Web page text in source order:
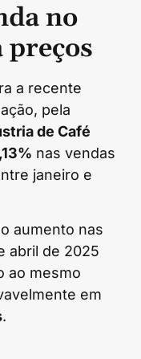
no
a recente
pela
de Café
nas vendas
janeiro e
aumento nas
abril de 2025
ao mesmo
em
.